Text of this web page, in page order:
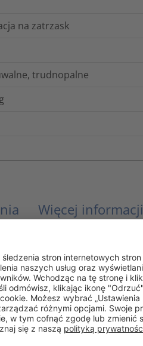
na zatrzask
trudnopalne
Więcej informacji
304